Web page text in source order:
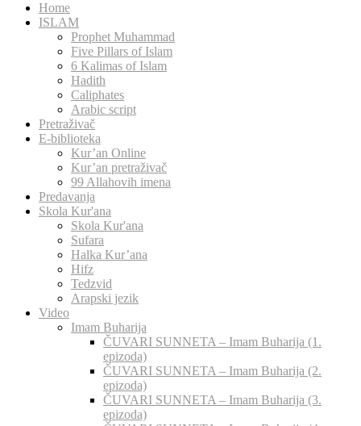
Home
ISLAM
Prophet Muhammad
Five Pillars of Islam
6 Kalimas of Islam
Hadith
Caliphates
Arabic script
Pretraživač
E-biblioteka
Kur’an Online
Kur’an pretraživač
99 Allahovih imena
Predavanja
Skola Kur'ana
Skola Kur'ana
Sufara
Halka Kur’ana
Hifz
Tedzvid
Arapski jezik
Video
Imam Buharija
ČUVARI SUNNETA – Imam Buharija (1.
epizoda)
ČUVARI SUNNETA – Imam Buharija (2.
epizoda)
ČUVARI SUNNETA – Imam Buharija (3.
epizoda)